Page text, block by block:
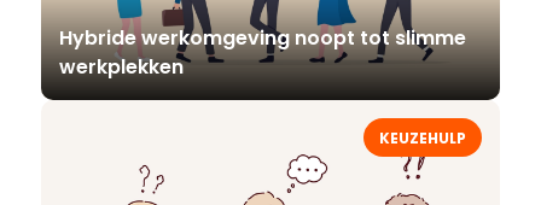
Hybride werkomgeving noopt tot slimme
werkplekken
KEUZEHULP